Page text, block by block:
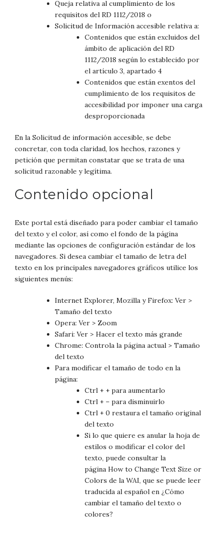
Queja relativa al cumplimiento de los
requisitos del RD 1112/2018 o
Solicitud de Información accesible relativa a:
Contenidos que están excluidos del
ámbito de aplicación del RD
1112/2018 según lo establecido por
el artículo 3, apartado 4
Contenidos que están exentos del
cumplimiento de los requisitos de
accesibilidad por imponer una carga
desproporcionada
En la Solicitud de información accesible, se debe
concretar, con toda claridad, los hechos, razones y
petición que permitan constatar que se trata de una
solicitud razonable y legítima.
Contenido opcional
Este portal está diseñado para poder cambiar el tamaño
del texto y el color, así como el fondo de la página
mediante las opciones de configuración estándar de los
navegadores. Si desea cambiar el tamaño de letra del
texto en los principales navegadores gráficos utilice los
siguientes menús:
Internet Explorer, Mozilla y Firefox: Ver >
Tamaño del texto
Opera: Ver > Zoom
Safari: Ver > Hacer el texto más grande
Chrome: Controla la página actual > Tamaño
del texto
Para modificar el tamaño de todo en la
página:
Ctrl + + para aumentarlo
Ctrl + – para disminuirlo
Ctrl + 0 restaura el tamaño original
del texto
Si lo que quiere es anular la hoja de
estilos o modificar el color del
texto, puede consultar la
página How to Change Text Size or
Colors de la WAI, que se puede leer
traducida al español en ¿Cómo
cambiar el tamaño del texto o
colores?